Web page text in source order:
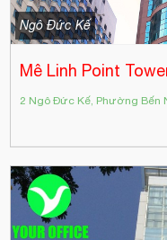
Ngô Đức Kế
Mê Linh Point
2 Ngô Đức Kế, Phường Bến